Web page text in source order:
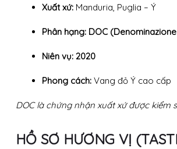
Xuất xứ: Manduria, Puglia – Ý
Phân hạng: DOC
Niên vụ: 2020
Phong cách: Vang đỏ Ý cao cấp
DOC là chứng nhận xuất xứ được
HỒ SƠ HƯƠNG VỊ